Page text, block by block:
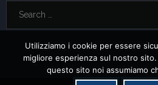
Utilizziamo i cookie per essere
migliore esperienza sul nostro
questo sito noi assumiamo